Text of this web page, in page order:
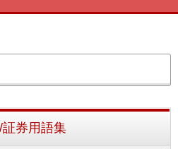
券用語集